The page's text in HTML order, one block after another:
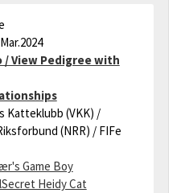
View Pedigree with
Katteklubb (VKK) /
(NRR) / FIFe
Game Boy
Heidy Cat